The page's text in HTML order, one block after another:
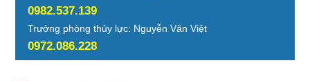
0982.537.139
Trưởng phòng thủy lực: Nguyễn Văn Việt
0972.086.228